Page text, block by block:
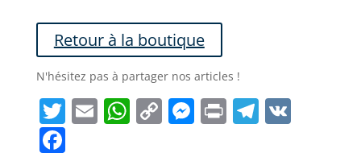
Retour à la boutique
N'hésitez pas à partager nos articles !
Twitter
EmailWhatsApp
CopyMessenger
PrintVK
Facebook